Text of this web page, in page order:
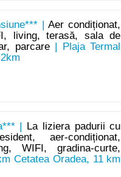
|Aer condiționat,
living, terasă, sala de
parcare| Plaja Termal
|
La liziera padurii cu
aer-condiționat,
WIFI, gradina-curte,
Cetatea Oradea, 11 km